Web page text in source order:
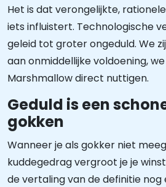
Het is dat verongelijkte,
iets influistert. Technologische
geleid tot groter ongeduld. We
aan onmiddellijke voldoening,
Marshmallow direct nuttigen.
Geduld is een
gokken
Wanneer je als gokker niet
kuddegedrag vergroot je je
de vertaling van de definitie nog